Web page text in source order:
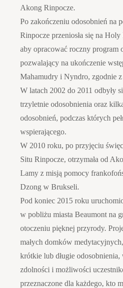
Akong Rinpocze.
Po zakończeniu odosobnień na
Rinpocze przeniosła się na
aby opracować roczny program
pozwalający na ukończenie
Mahamudry i Nyndro, zgodnie
W latach 2002 do 2011 odbyły
trzyletnie odosobnienia oraz
odosobnień, podczas których
wspierającego.
W 2010 roku, po przyjęciu
Situ Rinpocze, otrzymała od
Lamy z misją pomocy
Dzong w Brukseli.
Pod koniec 2015 roku
w pobliżu miasta Beaumont na
otoczeniu pięknej przyrody.
małych domków
krótkie lub długie odosobnienia,
zdolności i możliwości
przeznaczone dla każdego, kto